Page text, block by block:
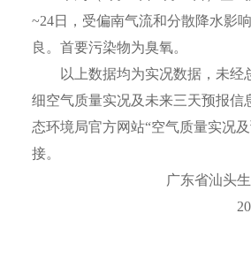
~24日，受偏南气流和分散降水影
良。首要污染物为臭氧。
以上数据均为实况数据，未经
细空气质量实况及未来三天预报信
态环境局官方网站“空气质量实况
接。
广东省汕头